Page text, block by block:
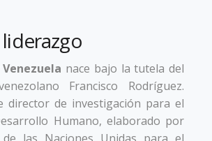
nace bajo la tutela del
Francisco Rodríguez.
director de investigación para el
Humano, elaborado por